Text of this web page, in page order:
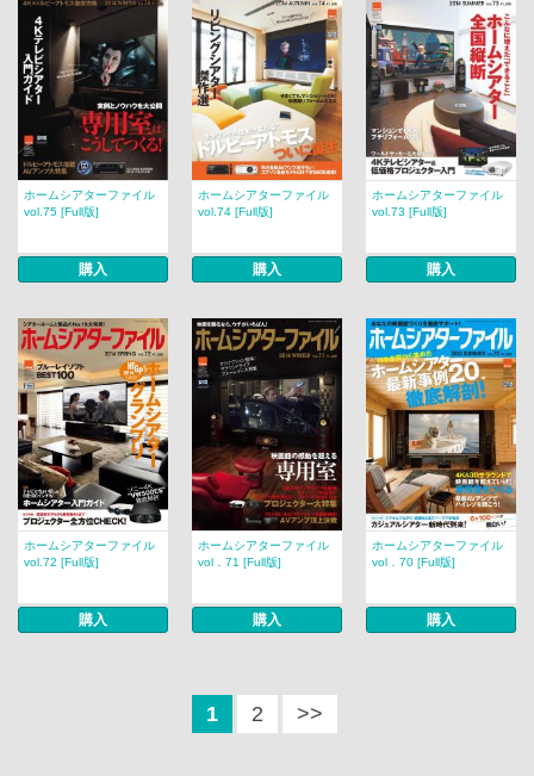
ホームシアターファイル
vol.75 [Full版]
購入
ホームシアターファイル
vol.74 [Full版]
購入
ホームシアターファイル
vol.73 [Full版]
購入
ホームシアターファイル
vol.72 [Full版]
購入
ホームシアターファイル
vol．71 [Full版]
購入
ホームシアターファイル
vol．70 [Full版]
購入
1 2 >>